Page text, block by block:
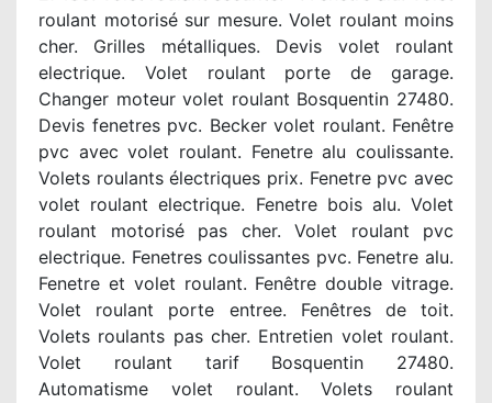
roulant motorisé sur mesure. Volet roulant moins
cher. Grilles métalliques. Devis volet roulant
electrique. Volet roulant porte de garage.
Changer moteur volet roulant Bosquentin 27480.
Devis fenetres pvc. Becker volet roulant. Fenêtre
pvc avec volet roulant. Fenetre alu coulissante.
Volets roulants électriques prix. Fenetre pvc avec
volet roulant electrique. Fenetre bois alu. Volet
roulant motorisé pas cher. Volet roulant pvc
electrique. Fenetres coulissantes pvc. Fenetre alu.
Fenetre et volet roulant. Fenêtre double vitrage.
Volet roulant porte entree. Fenêtres de toit.
Volets roulants pas cher. Entretien volet roulant.
Volet roulant tarif Bosquentin 27480.
Automatisme volet roulant. Volets roulant